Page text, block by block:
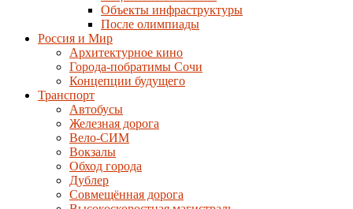
Объекты инфраструктуры
После олимпиады
Россия и Мир
Архитектурное кино
Города-побратимы Сочи
Концепции будущего
Транспорт
Автобусы
Железная дорога
Вело-СИМ
Вокзалы
Обход города
Дублер
Совмещённая дорога